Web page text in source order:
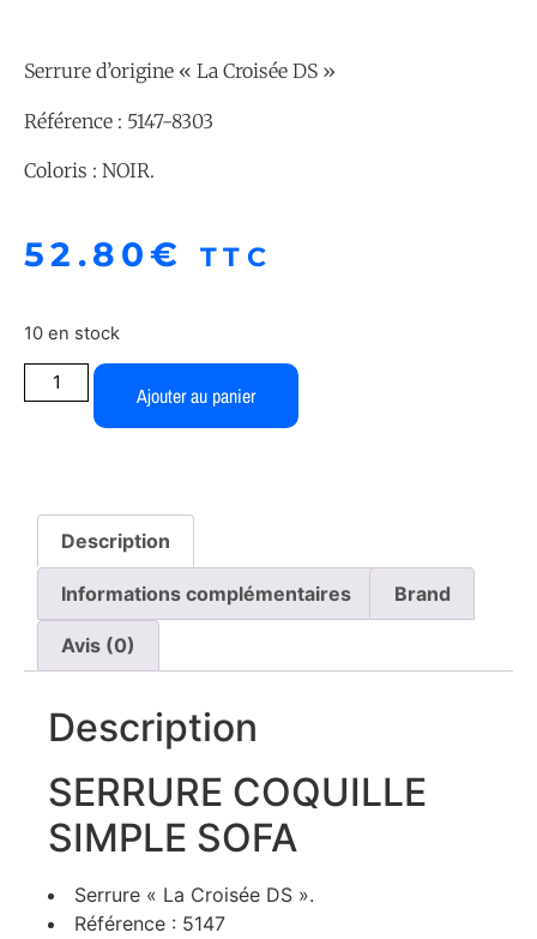
Serrure d’origine « La Croisée DS »
Référence : 5147-8303
Coloris : NOIR.
52.80€ TTC
10 en stock
Ajouter au panier
Description
Informations complémentaires Brand
Avis (0)
Description
SERRURE COQUILLE
SIMPLE SOFA
Serrure « La Croisée DS ».
Référence : 5147